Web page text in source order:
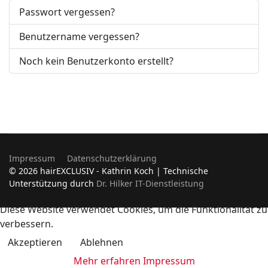
Passwort vergessen?
Benutzername vergessen?
Noch kein Benutzerkonto erstellt?
Impressum
Datenschutzerklärung
© 2026 hairEXCLUSIV - Kathrin Koch | Technische
Unterstützung durch Dr. Hilker IT-Dienstleistung
Diese Website verwendet Cookies, um die Funktionalität zu
verbessern.
Akzeptieren
Ablehnen
Mehr erfahren Impressum